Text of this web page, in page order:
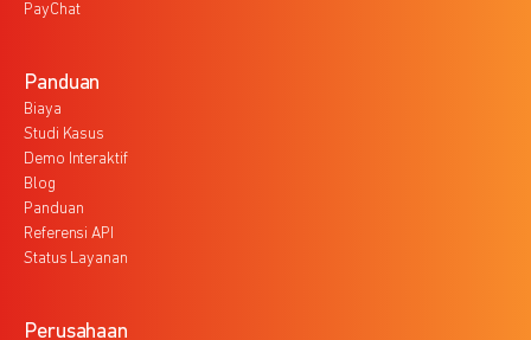
PayChat
Panduan
Biaya
Studi Kasus
Demo Interaktif
Blog
Panduan
Referensi API
Status Layanan
Perusahaan